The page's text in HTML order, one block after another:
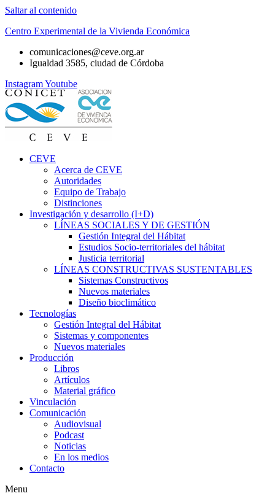
Saltar al contenido
Centro Experimental de la Vivienda Económica
comunicaciones@ceve.org.ar
Igualdad 3585, ciudad de Córdoba
InstagramYoutube
CEVE
Acerca de CEVE
Autoridades
Equipo de Trabajo
Distinciones
Investigación y desarrollo (I+D)
LÍNEAS SOCIALES Y DE GESTIÓN
Gestión Integral del Hábitat
Estudios Socio-territoriales del hábitat
Justicia territorial
LÍNEAS CONSTRUCTIVAS SUSTENTABLES
Sistemas Constructivos
Nuevos materiales
Diseño bioclimático
Tecnologías
Gestión Integral del Hábitat
Sistemas y componentes
Nuevos materiales
Producción
Libros
Artículos
Material gráfico
Vinculación
Comunicación
Audiovisual
Podcast
Noticias
En los medios
Contacto
Menu